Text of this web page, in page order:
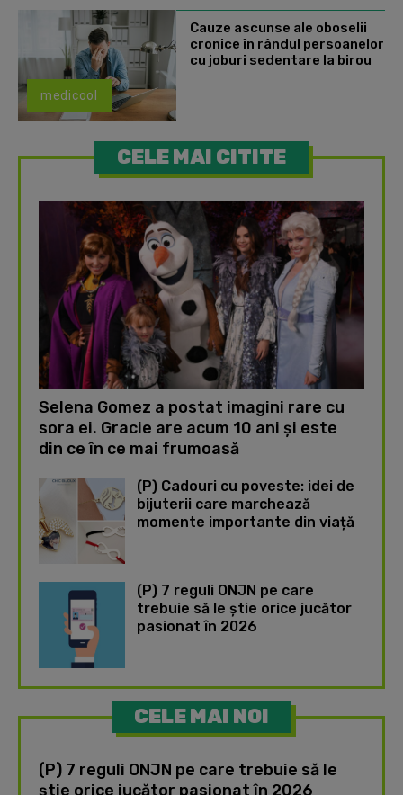
medicool
Cauze ascunse ale oboselii
cronice în rândul persoanelor
cu joburi sedentare la birou
CELE MAI CITITE
Selena Gomez a postat imagini rare cu
sora ei. Gracie are acum 10 ani și este
din ce în ce mai frumoasă
(P) Cadouri cu poveste: idei de
bijuterii care marchează
momente importante din viață
(P) 7 reguli ONJN pe care
trebuie să le știe orice jucător
pasionat în 2026
CELE MAI NOI
(P) 7 reguli ONJN pe care trebuie să le
știe orice jucător pasionat în 2026